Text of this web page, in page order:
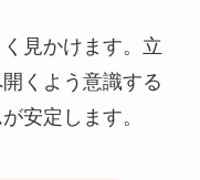
見かけます。立
くよう意識する
安定します。